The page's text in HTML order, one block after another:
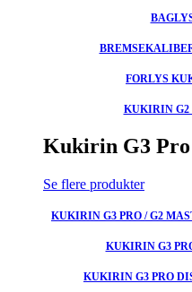
FORLYS
KUKIRIN G2
Kukirin G3
Se flere produkter
KUKIRIN G3 PRO / G2
KUKIRIN G3
KUKIRIN G3 PRO